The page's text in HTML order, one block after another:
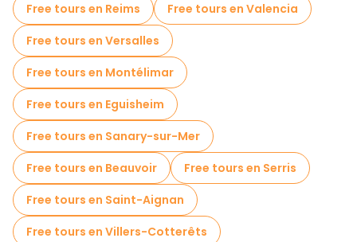
Free tours en Reims
Free tours en Valencia
Free tours en Versalles
Free tours en Montélimar
Free tours en Eguisheim
Free tours en Sanary-sur-Mer
Free tours en Beauvoir
Free tours en Serris
Free tours en Saint-Aignan
Free tours en Villers-Cotterêts